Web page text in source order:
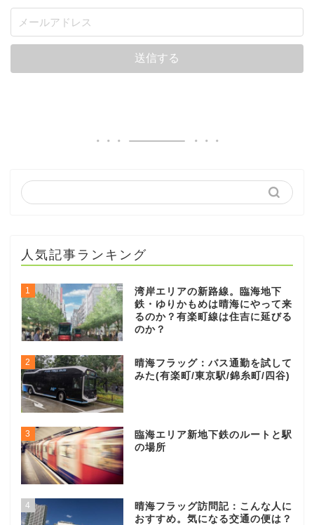
人気記事ランキング
1
湾岸エリアの新路線。臨海地下
鉄・ゆりかもめは晴海にやって来
るのか？有楽町線は住吉に延びる
のか？
2
晴海フラッグ：バス通勤を試して
みた(有楽町/東京駅/錦糸町/四谷)
3
臨海エリア新地下鉄のルートと駅
の場所
4
晴海フラッグ訪問記：こんな人に
おすすめ。気になる交通の便は？